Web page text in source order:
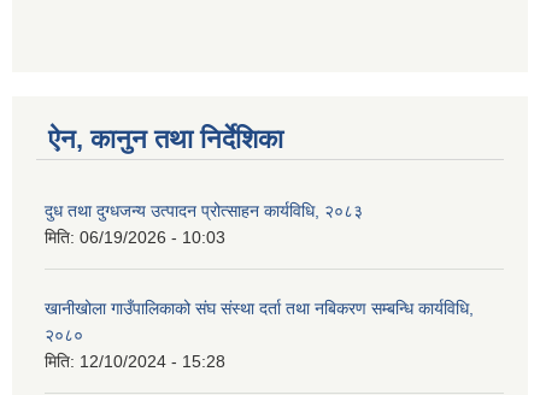
ऐन, कानुन तथा निर्देशिका
दुध तथा दुग्धजन्य उत्पादन प्रोत्साहन कार्यविधि, २०८३
मिति: 06/19/2026 - 10:03
खानीखोला गाउँपालिकाको संघ संस्था दर्ता तथा नबिकरण सम्बन्धि कार्यविधि,
२०८०
मिति: 12/10/2024 - 15:28